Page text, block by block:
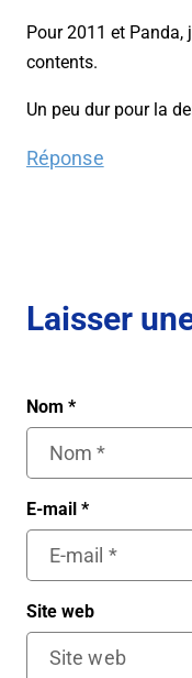
Pour 2011 et Panda,
contents.
Un peu dur pour la
Réponse
Laisser
Nom *
E-mail *
Site web